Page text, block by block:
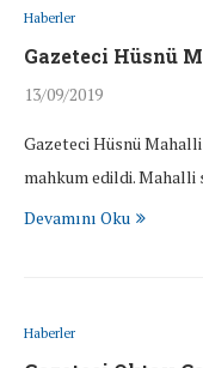
Haberler
Gazeteci Hüsnü
13/09/2019
Gazeteci Hüsnü Mahalli
mahkum edildi.
Devamını Oku
Haberler